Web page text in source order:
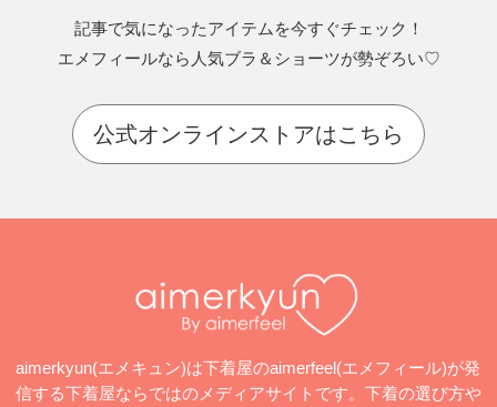
記事で気になったアイテムを今すぐチェック！
エメフィールなら人気ブラ＆ショーツが勢ぞろい♡
公式オンラインストアはこちら
aimerkyun(エメキュン)は下着屋のaimerfeel(エメフィール)が発
信する下着屋ならではのメディアサイトです。下着の選び方や